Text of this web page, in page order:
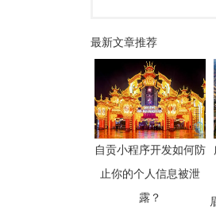
最新文章推荐
自贡小程序开发如何防
止你的个人信息被泄
露？